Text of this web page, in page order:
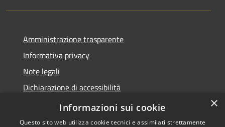
Amministrazione trasparente
Informativa privacy
Note legali
Dichiarazione di accessibilità
Privacy e protezione dei dati
×
Informazioni sui cookie
Questo sito web utilizza cookie tecnici e assimilati strettamente